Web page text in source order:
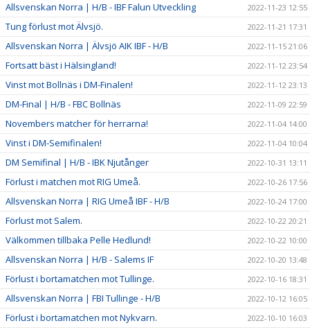
Allsvenskan Norra | H/B - IBF Falun Utveckling 2022-11-23 12:55
Tung förlust mot Älvsjö. 2022-11-21 17:31
Allsvenskan Norra | Älvsjö AIK IBF - H/B 2022-11-15 21:06
Fortsatt bäst i Hälsingland! 2022-11-12 23:54
Vinst mot Bollnäs i DM-Finalen! 2022-11-12 23:13
DM-Final | H/B - FBC Bollnäs 2022-11-09 22:59
Novembers matcher för herrarna! 2022-11-04 14:00
Vinst i DM-Semifinalen! 2022-11-04 10:04
DM Semifinal | H/B - IBK Njutånger 2022-10-31 13:11
Förlust i matchen mot RIG Umeå. 2022-10-26 17:56
Allsvenskan Norra | RIG Umeå IBF - H/B 2022-10-24 17:00
Förlust mot Salem. 2022-10-22 20:21
Välkommen tillbaka Pelle Hedlund! 2022-10-22 10:00
Allsvenskan Norra | H/B - Salems IF 2022-10-20 13:48
Förlust i bortamatchen mot Tullinge. 2022-10-16 18:31
Allsvenskan Norra | FBI Tullinge - H/B 2022-10-12 16:05
Förlust i bortamatchen mot Nykvarn. 2022-10-10 16:03